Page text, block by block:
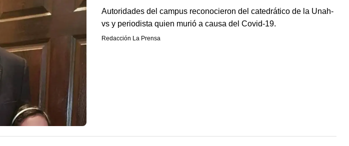
Autoridades del campus reconocieron del catedrático de la Unah-
vs y periodista quien murió a causa del Covid-19.
Redacción La Prensa